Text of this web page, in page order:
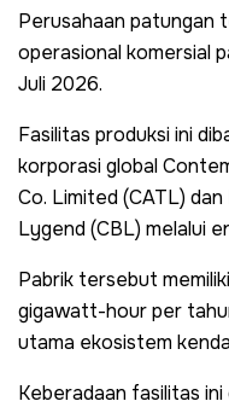
Perusahaan patungan
operasional komersial
Juli 2026.
Fasilitas produksi ini
korporasi global
Co. Limited (CATL)
Lygend (CBL) melalui
Pabrik tersebut
gigawatt-hour per
utama ekosistem
Keberadaan fasilitas